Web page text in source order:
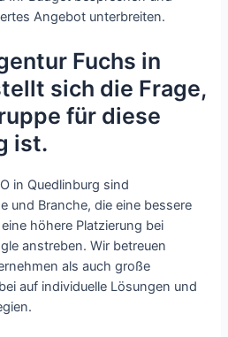
Angebot unterbreiten.
Fuchs in
sich die Frage,
für diese
ist.
in Quedlinburg sind
und Branche, die eine bessere
höhere Platzierung bei
anstreben. Wir betreuen
als auch große
auf individuelle Lösungen und